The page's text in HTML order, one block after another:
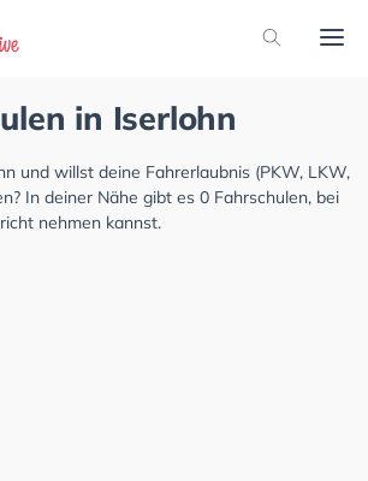
in Iserlohn
und willst deine Fahrerlaubnis (PKW, LKW,
In deiner Nähe gibt es 0 Fahrschulen, bei
nehmen kannst.